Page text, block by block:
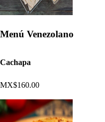
Menú Venezolano
Cachapa
MX$160.00